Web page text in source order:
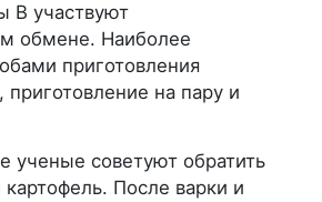
B участвуют
обмене. Наиболее
приготовления
приготовление на пару и
ученые советуют обратить
После варки и